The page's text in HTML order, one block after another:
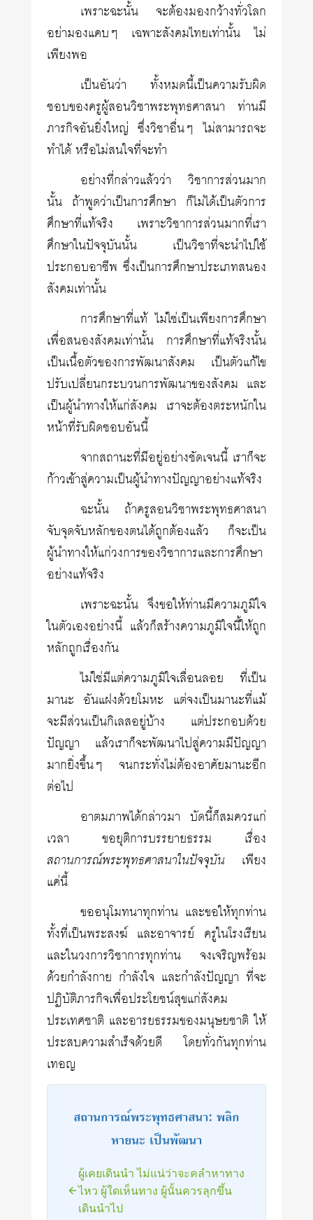
เพราะฉะนั้น จะต้องมองกว้างทั่วโลก
อย่ามองแคบๆ เฉพาะสังคมไทยเท่านั้น ไม่
เพียงพอ
เป็นอันว่า ทั้งหมดนี้เป็นความรับผิด
ชอบของครูผู้สอนวิชาพระพุทธศาสนา ท่านมี
ภารกิจอันยิ่งใหญ่ ซึ่งวิชาอื่นๆ ไม่สามารถจะ
ทำได้ หรือไม่สนใจที่จะทำ
อย่างที่กล่าวแล้วว่า วิชาการส่วนมาก
นั้น ถ้าพูดว่าเป็นการศึกษา ก็ไม่ได้เป็นตัวการ
ศึกษาที่แท้จริง เพราะวิชาการส่วนมากที่เรา
ศึกษาในปัจจุบันนั้น เป็นวิชาที่จะนำไปใช้
ประกอบอาชีพ ซึ่งเป็นการศึกษาประเภทสนอง
สังคมเท่านั้น
การศึกษาที่แท้ ไม่ใช่เป็นเพียงการศึกษา
เพื่อสนองสังคมเท่านั้น การศึกษาที่แท้จริงนั้น
เป็นเนื้อตัวของการพัฒนาสังคม เป็นตัวแก้ไข
ปรับเปลี่ยนกระบวนการพัฒนาของสังคม และ
เป็นผู้นำทางให้แก่สังคม เราจะต้องตระหนักใน
หน้าที่รับผิดชอบอันนี้
จากสถานะที่มีอยู่อย่างชัดเจนนี้ เราก็จะ
ก้าวเข้าสู่ความเป็นผู้นำทางปัญญาอย่างแท้จริง
ฉะนั้น ถ้าครูสอนวิชาพระพุทธศาสนา
จับจุดจับหลักของตนได้ถูกต้องแล้ว ก็จะเป็น
ผู้นำทางให้แก่วงการของวิชาการและการศึกษา
อย่างแท้จริง
เพราะฉะนั้น จึงขอให้ท่านมีความภูมิใจ
ในตัวเองอย่างนี้ แล้วก็สร้างความภูมิใจนี้ให้ถูก
หลักถูกเรื่องกัน
ไม่ใช่มีแต่ความภูมิใจเลื่อนลอย ที่เป็น
มานะ อันแฝงด้วยโมหะ แต่จงเป็นมานะที่แม้
จะมีส่วนเป็นกิเลสอยู่บ้าง แต่ประกอบด้วย
ปัญญา แล้วเราก็จะพัฒนาไปสู่ความมีปัญญา
มากยิ่งขึ้นๆ จนกระทั่งไม่ต้องอาศัยมานะอีก
ต่อไป
อาตมภาพได้กล่าวมา บัดนี้ก็สมควรแก่
เวลา ขอยุติการบรรยายธรรม เรื่อง
สถานการณ์พระพุทธศาสนาในปัจจุบัน เพียง
แค่นี้
ขออนุโมทนาทุกท่าน และขอให้ทุกท่าน
ทั้งที่เป็นพระสงฆ์ และอาจารย์ ครูในโรงเรียน
และในวงการวิชาการทุกท่าน จงเจริญพร้อม
ด้วยกำลังกาย กำลังใจ และกำลังปัญญา ที่จะ
ปฏิบัติภารกิจเพื่อประโยชน์สุขแก่สังคม
ประเทศชาติ และอารยธรรมของมนุษยชาติ ให้
ประสบความสำเร็จด้วยดี โดยทั่วกันทุกท่าน
เทอญ
สถานการณ์พระพุทธศาสนา: พลิก
หายนะ เป็นพัฒนา
ผู้เคยเดินนำ ไม่แน่ว่าจะคลำหาทาง
ไหว ผู้ใดเห็นทาง ผู้นั้นควรลุกขึ้น
เดินนำไป